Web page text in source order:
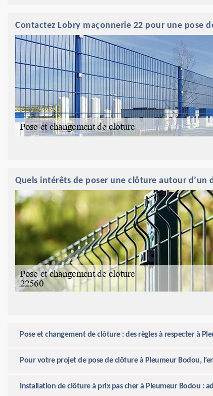
Contactez Lobry maçonnerie 22 pour une pose
Quels intérêts de poser une clôture autour d’un
Pose et changement de clôture : des règles à respecter à
Pour votre projet de pose de clôture à Pleumeur Bodou,
Installation de clôture à prix pas cher à Pleumeur Bodou :